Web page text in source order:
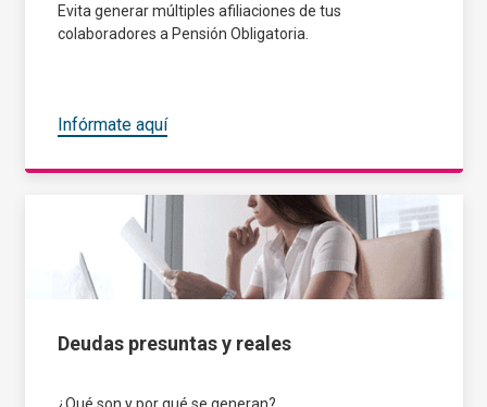
Evita generar múltiples afiliaciones de tus
colaboradores a Pensión Obligatoria.​
Infórmate aquí
Deudas presuntas y reales
¿Qué son y por qué se generan?​